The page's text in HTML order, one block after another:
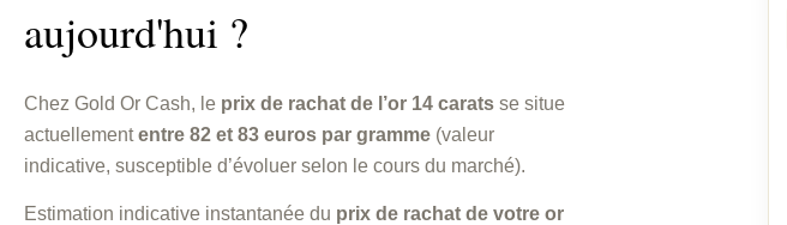
aujourd'hui ?
Chez Gold Or Cash, le prix de rachat de l’or 14 carats se situe
actuellemententre 82 et 83 euros par gramme (valeur
indicative, susceptible d’évoluer selon le cours du marché).
Estimation indicative instantanée du prix de rachat de votre or